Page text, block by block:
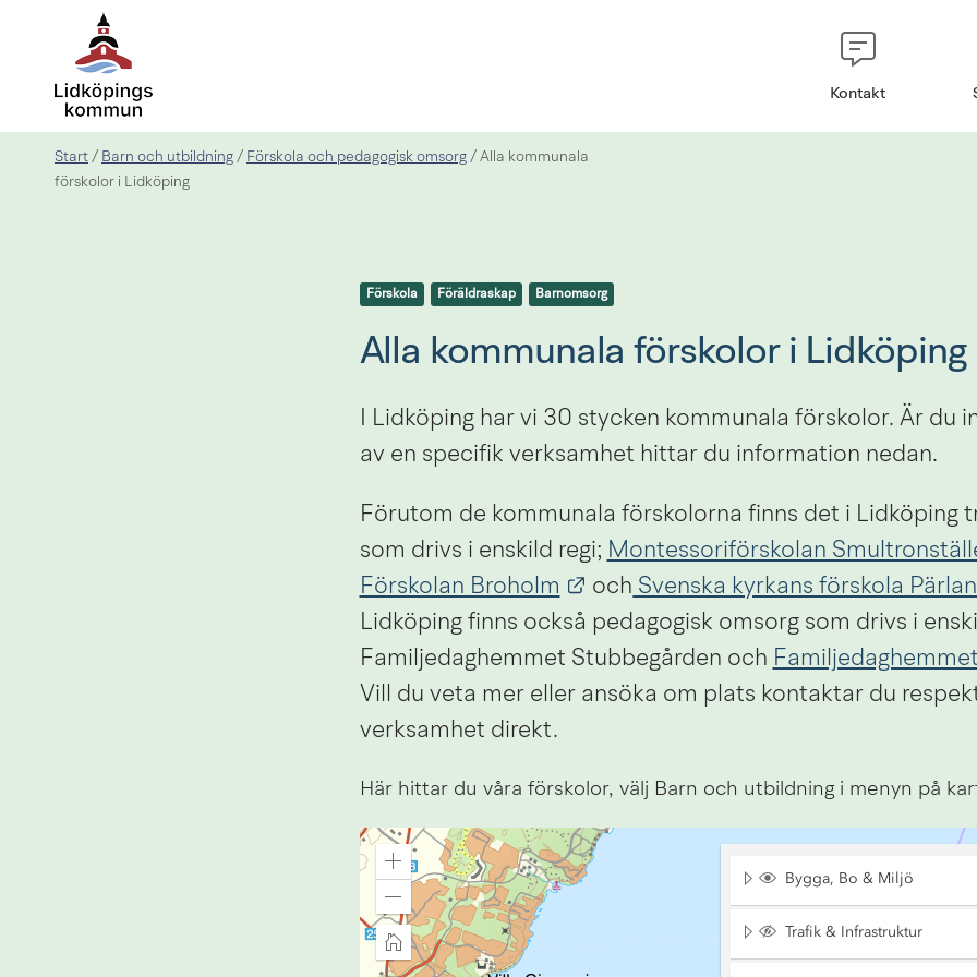
Kontakt
Start / Barn och utbildning / Förskola och pedagogisk omsorg / Alla kommunala
förskolor i Lidköping
Förskola Föräldraskap Barnomsorg
Alla kommunala förskolor i Lidköping
I Lidköping har vi 30 stycken kommunala förskolor. Är du
av en specifik verksamhet hittar du information nedan.
Förutom de kommunala förskolorna finns det i Lidköping
som drivs i enskild regi; Montessoriförskolan
Förskolan Broholm
Länk till annan webbplats.
och Svenska kyrkans förskola Pärlan
Lidköping finns också pedagogisk omsorg som drivs i
Familjedaghemmet Stubbegården och
Vill du veta mer eller ansöka om plats kontaktar du
verksamhet direkt.
Här hittar du våra förskolor, välj Barn och utbildning i menyn på